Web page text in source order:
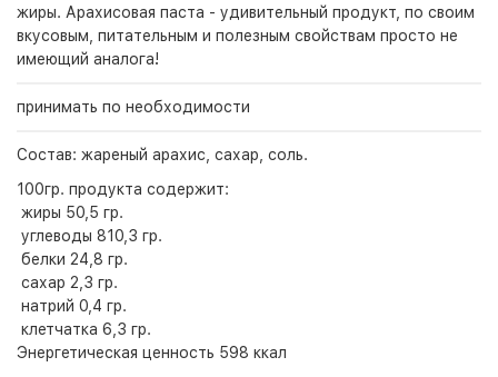
жиры. Арахисовая паста - удивительный продукт, по своим
вкусовым, питательным и полезным свойствам просто не
имеющий аналога!
принимать по необходимости
Состав: жареный арахис, сахар, соль.
100гр. продукта содержит:
жиры 50,5 гр.
углеводы 810,3 гр.
белки 24,8 гр.
сахар 2,3 гр.
натрий 0,4 гр.
клетчатка 6,3 гр.
Энергетическая ценность 598 ккал